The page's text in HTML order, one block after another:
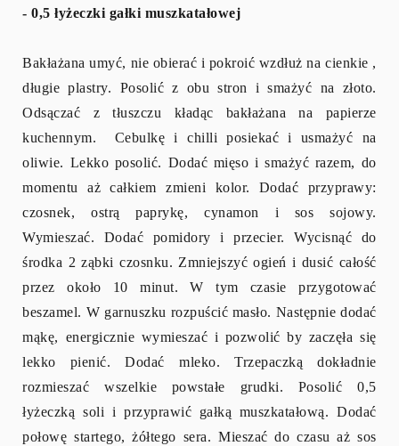
- 0,5 łyżeczki gałki muszkatałowej
Bakłażana umyć, nie obierać i pokroić wzdłuż na cienkie ,
długie plastry. Posolić z obu stron i smażyć na złoto.
Odsączać z tłuszczu kładąc bakłażana na papierze
kuchennym. Cebulkę i chilli posiekać i usmażyć na
oliwie. Lekko posolić. Dodać mięso i smażyć razem, do
momentu aż całkiem zmieni kolor. Dodać przyprawy:
czosnek, ostrą paprykę, cynamon i sos sojowy.
Wymieszać. Dodać pomidory i przecier. Wycisnąć do
środka 2 ząbki czosnku. Zmniejszyć ogień i dusić całość
przez około 10 minut. W tym czasie przygotować
beszamel. W garnuszku rozpuścić masło. Następnie dodać
mąkę, energicznie wymieszać i pozwolić by zaczęła się
lekko pienić. Dodać mleko. Trzepaczką dokładnie
rozmieszać wszelkie powstałe grudki. Posolić 0,5
łyżeczką soli i przyprawić gałką muszkatałową. Dodać
połowę startego, żółtego sera. Mieszać do czasu aż sos